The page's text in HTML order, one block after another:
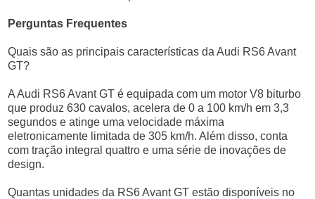
Perguntas Frequentes
Quais são as principais características da Audi RS6 Avant
GT?
A Audi RS6 Avant GT é equipada com um motor V8 biturbo
que produz 630 cavalos, acelera de 0 a 100 km/h em 3,3
segundos e atinge uma velocidade máxima
eletronicamente limitada de 305 km/h. Além disso, conta
com tração integral quattro e uma série de inovações de
design.
Quantas unidades da RS6 Avant GT estão disponíveis no